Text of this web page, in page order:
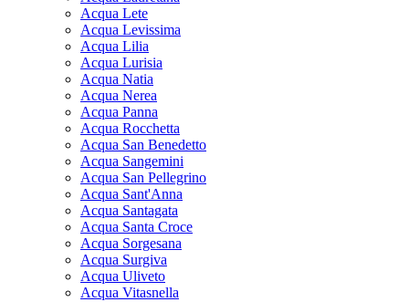
Acqua Lete
Acqua Levissima
Acqua Lilia
Acqua Lurisia
Acqua Natia
Acqua Nerea
Acqua Panna
Acqua Rocchetta
Acqua San Benedetto
Acqua Sangemini
Acqua San Pellegrino
Acqua Sant'Anna
Acqua Santagata
Acqua Santa Croce
Acqua Sorgesana
Acqua Surgiva
Acqua Uliveto
Acqua Vitasnella